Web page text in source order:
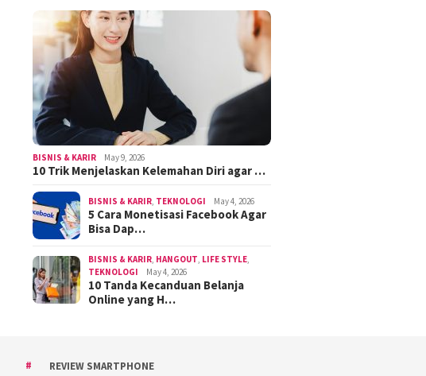
BISNIS & KARIR May 9, 2026
10 Trik Menjelaskan Kelemahan Diri agar …
BISNIS & KARIR TEKNOLOGI May 4, 2026
5 Cara Monetisasi Facebook Agar
Bisa Dap…
BISNIS & KARIR HANGOUT LIFE STYLE
TEKNOLOGI
May 4, 2026
10 Tanda Kecanduan Belanja
Online yang H…
REVIEW SMARTPHONE